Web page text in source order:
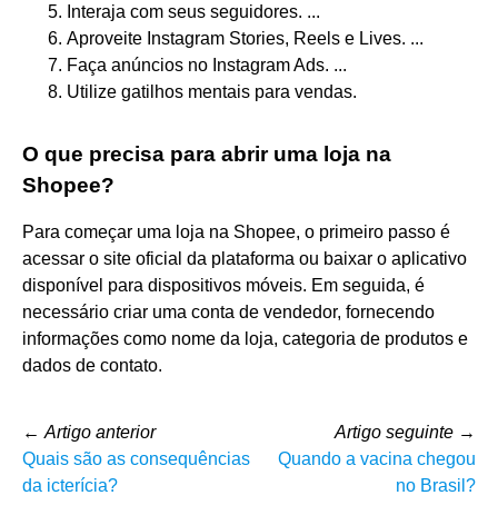
Interaja com seus seguidores. ...
Aproveite Instagram Stories, Reels e Lives. ...
Faça anúncios no Instagram Ads. ...
Utilize gatilhos mentais para vendas.
O que precisa para abrir uma loja na
Shopee?
Para começar uma loja na Shopee, o primeiro passo é
acessar o site oficial da plataforma ou baixar o aplicativo
disponível para dispositivos móveis. Em seguida, é
necessário criar uma conta de vendedor, fornecendo
informações como nome da loja, categoria de produtos e
dados de contato.
← Artigo anterior
Quais são as consequências
da icterícia?
Artigo seguinte →
Quando a vacina chegou
no Brasil?